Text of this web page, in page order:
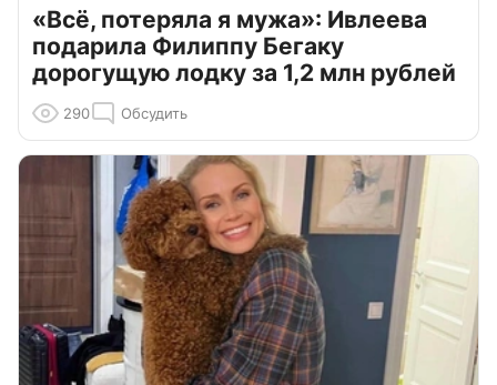
«Всё, потеряла я мужа»: Ивлеева
подарила Филиппу Бегаку
дорогущую лодку за 1,2 млн рублей
290 Обсудить